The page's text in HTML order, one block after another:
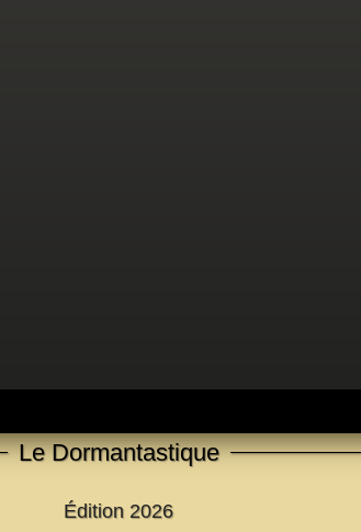
Le Dormantastique
Édition 2026